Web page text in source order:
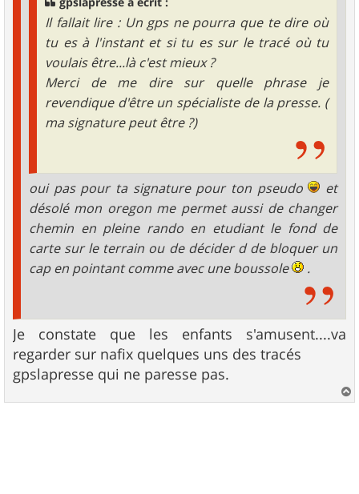
Il fallait lire : Un gps ne pourra que te dire où
tu es à l'instant et si tu es sur le tracé où tu
voulais être...là c'est mieux ?
Merci de me dire sur quelle phrase je
revendique d'être un spécialiste de la presse. (
ma signature peut être ?)
oui pas pour ta signature pour ton pseudo
et
désolé mon oregon me permet aussi de changer
chemin en pleine rando en etudiant le fond de
carte sur le terrain ou de décider d de bloquer un
cap en pointant comme avec une boussole
.
Je constate que les enfants s'amusent....va
regarder sur nafix quelques uns des tracés
gpslapresse qui ne paresse pas.
a